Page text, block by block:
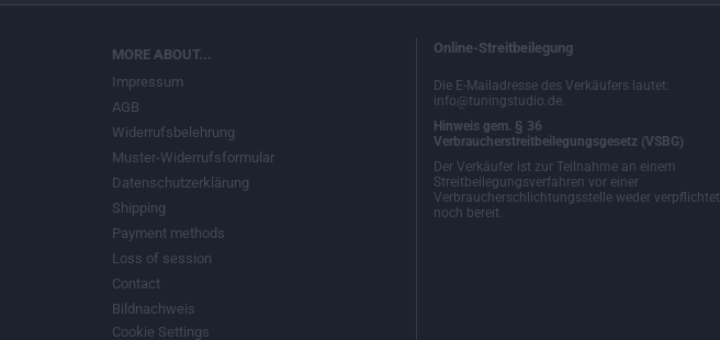
MORE ABOUT...
Impressum
AGB
Widerrufsbelehrung
Muster-Widerrufsformular
Datenschutzerklärung
Shipping
Payment methods
Loss of session
Contact
Bildnachweis
Cookie Settings
Online-Streitbeilegung
Die E-Mailadresse des Verkäufers lautet:
info@tuningstudio.de.
Hinweis gem. § 36
Verbraucherstreitbeilegungsgesetz (VSBG)
Der Verkäufer ist zur Teilnahme an einem
Streitbeilegungsverfahren vor einer
Verbraucherschlichtungsstelle weder verpflichtet
noch bereit.